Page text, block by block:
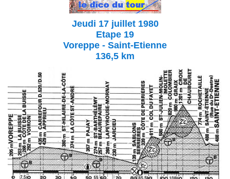
Jeudi 17 juillet 1980
Etape 19
Voreppe - Saint-Etienne
136,5 km